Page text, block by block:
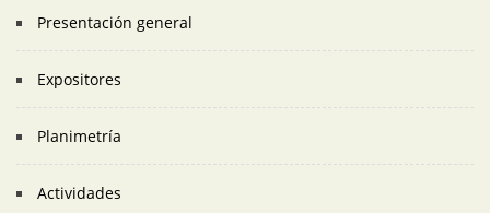
Presentación general
Expositores
Planimetría
Actividades